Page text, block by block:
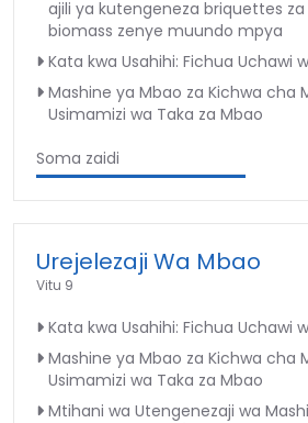
ajili ya kutengeneza briquettes za
biomass zenye muundo mpya
Kata kwa Usahihi: Fichua Uchawi
Mashine ya Mbao za Kichwa cha
Usimamizi wa Taka za Mbao
Soma zaidi
Urejelezaji Wa Mbao
Vitu 9
Kata kwa Usahihi: Fichua Uchawi
Mashine ya Mbao za Kichwa cha
Usimamizi wa Taka za Mbao
Mtihani wa Utengenezaji wa